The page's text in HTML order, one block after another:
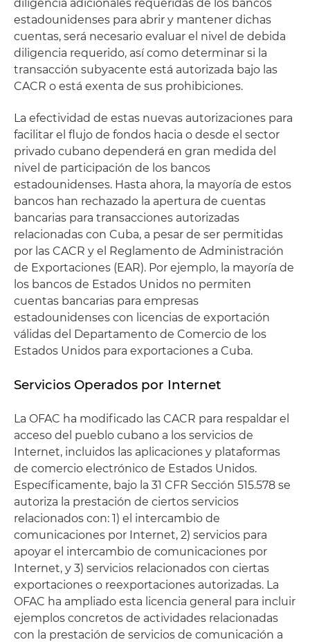
diligencia adicionales requeridas de los bancos
estadounidenses para abrir y mantener dichas
cuentas, será necesario evaluar el nivel de debida
diligencia requerido, así como determinar si la
transacción subyacente está autorizada bajo las
CACR o está exenta de sus prohibiciones.
La efectividad de estas nuevas autorizaciones para
facilitar el flujo de fondos hacia o desde el sector
privado cubano dependerá en gran medida del
nivel de participación de los bancos
estadounidenses. Hasta ahora, la mayoría de estos
bancos han rechazado la apertura de cuentas
bancarias para transacciones autorizadas
relacionadas con Cuba, a pesar de ser permitidas
por las CACR y el Reglamento de Administración
de Exportaciones (EAR). Por ejemplo, la mayoría de
los bancos de Estados Unidos no permiten
cuentas bancarias para empresas
estadounidenses con licencias de exportación
válidas del Departamento de Comercio de los
Estados Unidos para exportaciones a Cuba.
Servicios Operados por Internet
La OFAC ha modificado las CACR para respaldar el
acceso del pueblo cubano a los servicios de
Internet, incluidos las aplicaciones y plataformas
de comercio electrónico de Estados Unidos.
Específicamente, bajo la 31 CFR Sección 515.578 se
autoriza la prestación de ciertos servicios
relacionados con: 1) el intercambio de
comunicaciones por Internet, 2) servicios para
apoyar el intercambio de comunicaciones por
Internet, y 3) servicios relacionados con ciertas
exportaciones o reexportaciones autorizadas. La
OFAC ha ampliado esta licencia general para incluir
ejemplos concretos de actividades relacionadas
con la prestación de servicios de comunicación a